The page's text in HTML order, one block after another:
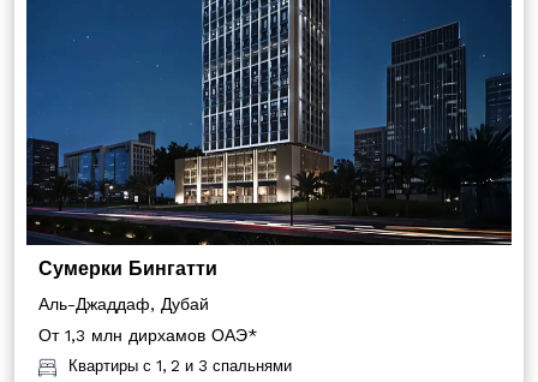
Сумерки Бингатти
Аль-Джаддаф, Дубай
От 1,3 млн дирхамов ОАЭ*
Квартиры с 1, 2 и 3 спальнями